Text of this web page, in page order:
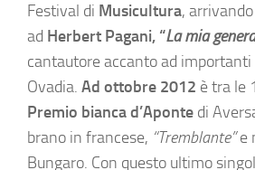
Festival di Musicultura,
ad Herbert Pagani, “La mia
cantautore accanto ad importanti
Ovadia. Ad ottobre 2012 è tra le
Premio bianca d’Aponte di
brano in francese, “Tremblante”e
Bungaro. Con questo ultimo